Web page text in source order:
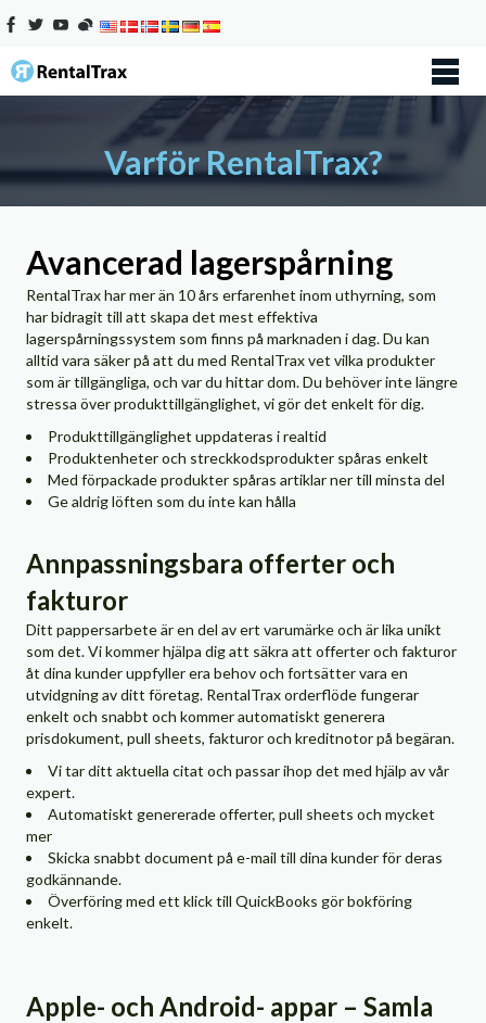
Varför RentalTrax?
Avancerad lagerspårning
RentalTrax har mer än 10 års erfarenhet inom uthyrning, som
har bidragit till att skapa det mest effektiva
lagerspårningssystem som finns på marknaden i dag. Du kan
alltid vara säker på att du med RentalTrax vet vilka produkter
som är tillgängliga, och var du hittar dom. Du behöver inte längre
stressa över produkttillgänglighet, vi gör det enkelt för dig.
Produkttillgänglighet uppdateras i realtid
Produktenheter och streckkodsprodukter spåras enkelt
Med förpackade produkter spåras artiklar ner till minsta del
Ge aldrig löften som du inte kan hålla
Annpassningsbara offerter och
fakturor
Ditt pappersarbete är en del av ert varumärke och är lika unikt
som det. Vi kommer hjälpa dig att säkra att offerter och fakturor
åt dina kunder uppfyller era behov och fortsätter vara en
utvidgning av ditt företag. RentalTrax orderflöde fungerar
enkelt och snabbt och kommer automatiskt generera
prisdokument, pull sheets, fakturor och kreditnotor på begäran.
Vi tar ditt aktuella citat och passar ihop det med hjälp av vår
expert.
Automatiskt genererade offerter, pull sheets och mycket
mer
Skicka snabbt document på e-mail till dina kunder för deras
godkännande.
Överföring med ett klick till QuickBooks gör bokföring
enkelt.
Apple- och Android- appar – Samla